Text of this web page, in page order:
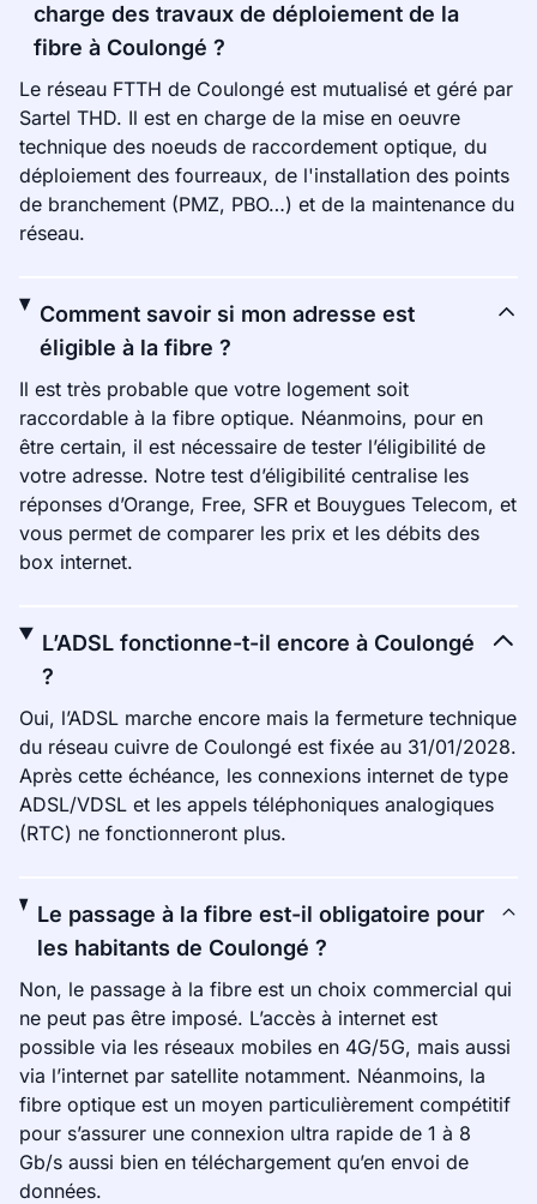
charge des travaux de déploiement de la
fibre à Coulongé ?
Le réseau FTTH de Coulongé est mutualisé et géré par
Sartel THD. Il est en charge de la mise en oeuvre
technique des noeuds de raccordement optique, du
déploiement des fourreaux, de l'installation des points
de branchement (PMZ, PBO…) et de la maintenance du
réseau.
Comment savoir si mon adresse est
éligible à la fibre ?
Il est très probable que votre logement soit
raccordable à la fibre optique. Néanmoins, pour en
être certain, il est nécessaire de tester l’éligibilité de
votre adresse. Notre test d’éligibilité centralise les
réponses d’Orange, Free, SFR et Bouygues Telecom, et
vous permet de comparer les prix et les débits des
box internet.
L’ADSL fonctionne-t-il encore à Coulongé
?
Oui, l’ADSL marche encore mais la fermeture technique
du réseau cuivre de Coulongé est fixée au 31/01/2028.
Après cette échéance, les connexions internet de type
ADSL/VDSL et les appels téléphoniques analogiques
(RTC) ne fonctionneront plus.
Le passage à la fibre est-il obligatoire pour
les habitants de Coulongé ?
Non, le passage à la fibre est un choix commercial qui
ne peut pas être imposé. L’accès à internet est
possible via les réseaux mobiles en 4G/5G, mais aussi
via l’internet par satellite notamment. Néanmoins, la
fibre optique est un moyen particulièrement compétitif
pour s’assurer une connexion ultra rapide de 1 à 8
Gb/s aussi bien en téléchargement qu’en envoi de
données.